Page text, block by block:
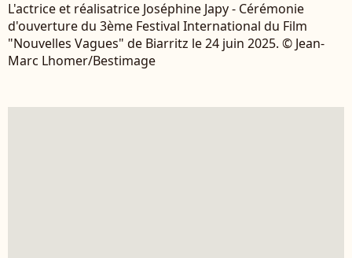
L'actrice et réalisatrice Joséphine Japy - Cérémonie
d'ouverture du 3ème Festival International du Film
"Nouvelles Vagues" de Biarritz le 24 juin 2025. © Jean-
Marc Lhomer/Bestimage